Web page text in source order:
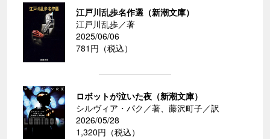
江戸川乱歩名作選（新潮文庫）
江戸川乱歩／著
2025/06/06
781円（税込）
ロボットが泣いた夜（新潮文庫）
シルヴィア・パク／著、藤沢町子／訳
2026/05/28
1,320円（税込）